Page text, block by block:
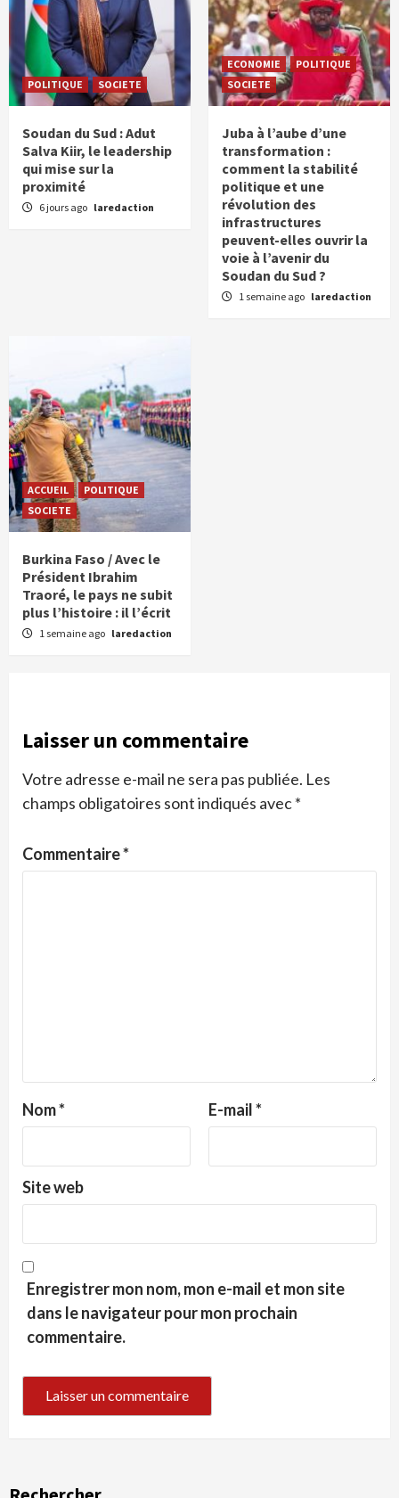
POLITIQUE SOCIETE
Soudan du Sud : Adut
Salva Kiir, le leadership
qui mise sur la
proximité
6 jours ago laredaction
ECONOMIE
POLITIQUE
SOCIETE
Juba à l’aube d’une
transformation :
comment la stabilité
politique et une
révolution des
infrastructures
peuvent-elles ouvrir la
voie à l’avenir du
Soudan du Sud ?
1 semaine ago laredaction
ACCUEIL
POLITIQUE
SOCIETE
Burkina Faso / Avec le
Président Ibrahim
Traoré, le pays ne subit
plus l’histoire : il l’écrit
1 semaine ago laredaction
Laisser un commentaire
Votre adresse e-mail ne sera pas publiée. Les
champs obligatoires sont indiqués avec*
Commentaire*
Nom* E-mail*
Site web
Enregistrer mon nom, mon e-mail et mon site
dans le navigateur pour mon prochain
commentaire.